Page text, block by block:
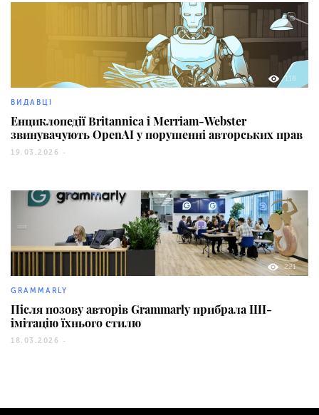
118
ВИДАВЦІ
Енциклопедії Britannica і Merriam-Webster
звинувачують OpenAI у порушенні авторських прав
19.03.2026 -
221
GRAMMARLY
Після позову авторів Grammarly прибрала ШІ-
імітацію їхнього стилю
18.03.2026 -